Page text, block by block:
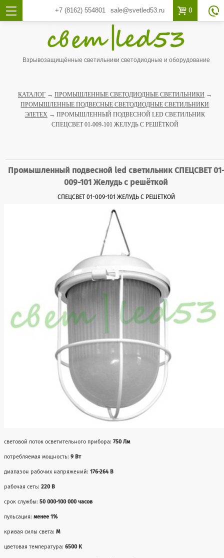
+7 (8162)554801 sale@svetled53.ru  0 
Взрывозащищённые светильники светодиодные и оборудование
КАТАЛОГ→ ПРОМЫШЛЕННЫЕ СВЕТОДИОДНЫЕ СВЕТИЛЬНИКИ →
ПРОМЫШЛЕННЫЕ ПОДВЕСНЫЕ СВЕТОДИОДНЫЕ СВЕТИЛЬНИКИ
ЭЛЕТЕХ→ ПРОМЫШЛЕННЫЙ ПОДВЕСНОЙ LED СВЕТИЛЬНИК
СПЕЦСВЕТ 01-009-101 ЖЕЛУДЬ С РЕШЁТКОЙ
Промышленный подвесной led светильник СПЕЦСВЕТ 01-
009-101 Желудь с решёткой
СПЕЦСВЕТ 01-009-101 ЖЕЛУДЬ С РЕШЕТКОЙ
световой поток осветительного прибора:750 Лм
потребляемая мощность:9 Вт
диапазон рабочих напряжений:176-264 В
рабочая сеть:220 В
срок службы:50 000-100 000 часов
пульсация:менее 1%
кривая силы света:М
цветовая температура:6500 К